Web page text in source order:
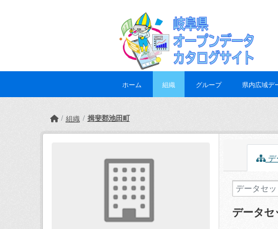
ホーム 組織 グループ 県内広域デ
組織 揖斐郡池田町
デ
データ